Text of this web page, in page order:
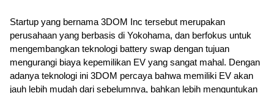
Startup yang bernama 3DOM Inc tersebut merupakan
perusahaan yang berbasis di Yokohama, dan berfokus untuk
mengembangkan teknologi battery swap dengan tujuan
mengurangi biaya kepemilikan EV yang sangat mahal. Dengan
adanya teknologi ini 3DOM percaya bahwa memiliki EV akan
jauh lebih mudah dari sebelumnya, bahkan lebih menguntukan